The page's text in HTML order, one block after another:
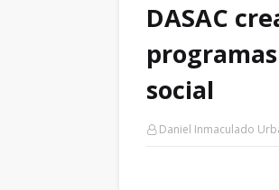
DASAC
social
Daniel Inmaculado